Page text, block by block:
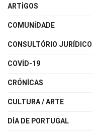
ARTIGOS
COMUNIDADE
CONSULTÓRIO JURÍDICO
COVID-19
CRÓNICAS
CULTURA / ARTE
DIA DE PORTUGAL